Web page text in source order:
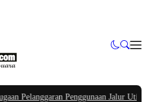
Penggunaan Jalur Utilitas